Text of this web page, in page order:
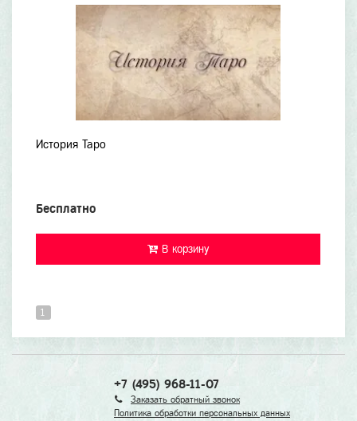
История Таро
Бесплатно
В корзину
1
+7 (495) 968-11-07
Заказать обратный звонок
Политика обработки персональных данных